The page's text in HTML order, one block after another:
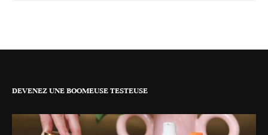
DEVENEZ UNE BOOMEUSE TESTEUSE